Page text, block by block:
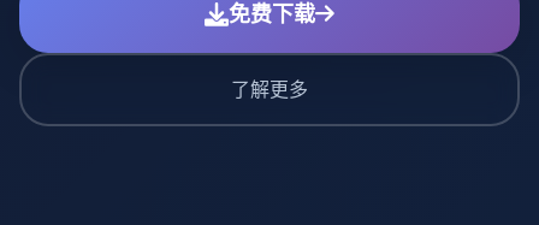
免费下载
了解更多